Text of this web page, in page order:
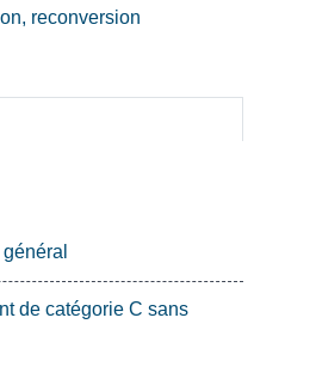
reconversion
de catégorie C sans